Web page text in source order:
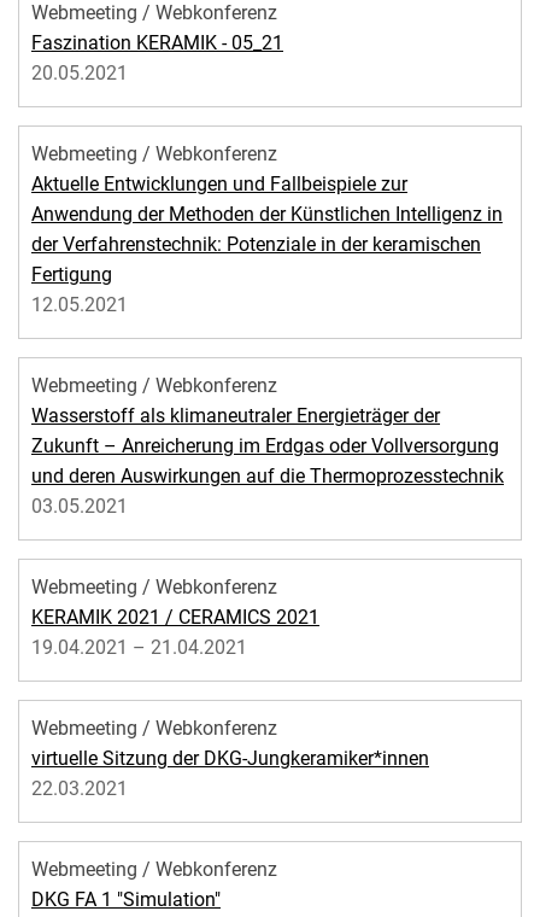
Webmeeting / Webkonferenz
Faszination KERAMIK - 05_21
20.05.2021
Webmeeting / Webkonferenz
Aktuelle Entwicklungen und Fallbeispiele zur
Anwendung der Methoden der Künstlichen Intelligenz in
der Verfahrenstechnik: Potenziale in der keramischen
Fertigung
12.05.2021
Webmeeting / Webkonferenz
Wasserstoff als klimaneutraler Energieträger der
Zukunft – Anreicherung im Erdgas oder Vollversorgung
und deren Auswirkungen auf die Thermoprozesstechnik
03.05.2021
Webmeeting / Webkonferenz
KERAMIK 2021 / CERAMICS 2021
19.04.2021 – 21.04.2021
Webmeeting / Webkonferenz
virtuelle Sitzung der DKG-Jungkeramiker*innen
22.03.2021
Webmeeting / Webkonferenz
DKG FA 1 "Simulation"